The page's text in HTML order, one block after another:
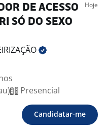
DE ACESSO
SÓ DO SEXO
Hoje
Presencial
Candidatar-me